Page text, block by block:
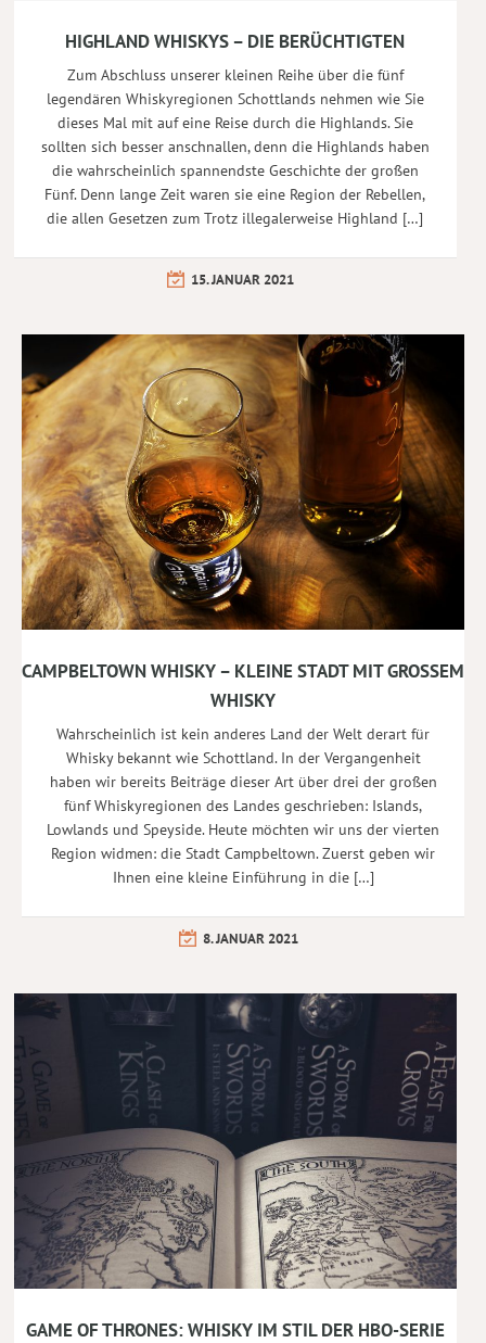
HIGHLAND WHISKYS – DIE BERÜCHTIGTEN
Zum Abschluss unserer kleinen Reihe über die fünf
legendären Whiskyregionen Schottlands nehmen wie Sie
dieses Mal mit auf eine Reise durch die Highlands. Sie
sollten sich besser anschnallen, denn die Highlands haben
die wahrscheinlich spannendste Geschichte der großen
Fünf. Denn lange Zeit waren sie eine Region der Rebellen,
die allen Gesetzen zum Trotz illegalerweise Highland […]
15. JANUAR 2021
CAMPBELTOWN WHISKY – KLEINE STADT MIT GROSSEM W
HISKY
Wahrscheinlich ist kein anderes Land der Welt derart für
Whisky bekannt wie Schottland. In der Vergangenheit
haben wir bereits Beiträge dieser Art über drei der großen
fünf Whiskyregionen des Landes geschrieben: Islands,
Lowlands und Speyside. Heute möchten wir uns der vierten
Region widmen: die Stadt Campbeltown. Zuerst geben wir
Ihnen eine kleine Einführung in die […]
8. JANUAR 2021
GAME OF THRONES: WHISKY IM STIL DER HBO-SERIE